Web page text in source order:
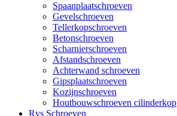
Spaanplaatschroeven
Gevelschroeven
Tellerkopschroeven
Betonschroeven
Scharnierschroeven
Afstandschroeven
Achterwand schroeven
Gipsplaatschroeven
Kozijnschroeven
Houtbouwschroeven cilinderkop
Rvs Schroeven